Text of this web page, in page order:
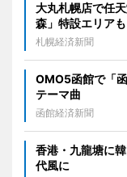
大丸札幌店で任
森」特設エリアも
札幌経済新聞
OMO5函館で「
テーマ曲
函館経済新聞
香港・九龍塘に
代風に